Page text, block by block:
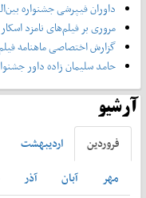
داوران فیپرشی جشنواره
مروری بر فیلم‌های نامزد اسکار ۲۰۲۵
گزارش اختصاصی ماهنامه
حامد سلیمان زاده داور
آرشیو
فروردين ارديبهشت
مهر
آبان آذر